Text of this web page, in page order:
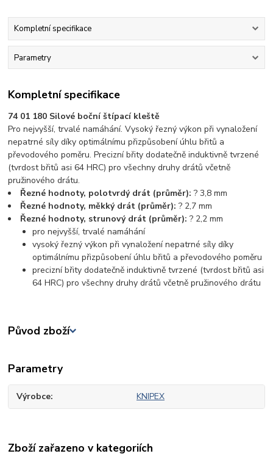
Kompletní specifikace
Parametry
Kompletní specifikace
74 01 180 Silové boční štípací kleště
Pro nejvyšší, trvalé namáhání. Vysoký řezný výkon při vynaložení
nepatrné síly díky optimálnímu přizpůsobení úhlu břitů a
převodového poměru. Precizní břity dodatečně induktivně tvrzené
(tvrdost břitů asi 64 HRC) pro všechny druhy drátů včetně
pružinového drátu.
Řezné hodnoty, polotvrdý drát (průměr):? 3,8 mm
Řezné hodnoty, měkký drát (průměr):? 2,7 mm
Řezné hodnoty, strunový drát (průměr):? 2,2 mm
pro nejvyšší, trvalé namáhání
vysoký řezný výkon při vynaložení nepatrné síly díky
optimálnímu přizpůsobení úhlu břitů a převodového poměru
precizní břity dodatečně induktivně tvrzené (tvrdost břitů asi
64 HRC) pro všechny druhy drátů včetně pružinového drátu
Původ zboží
Parametry
Výrobce KNIPEX
Zboží zařazeno v kategoriích